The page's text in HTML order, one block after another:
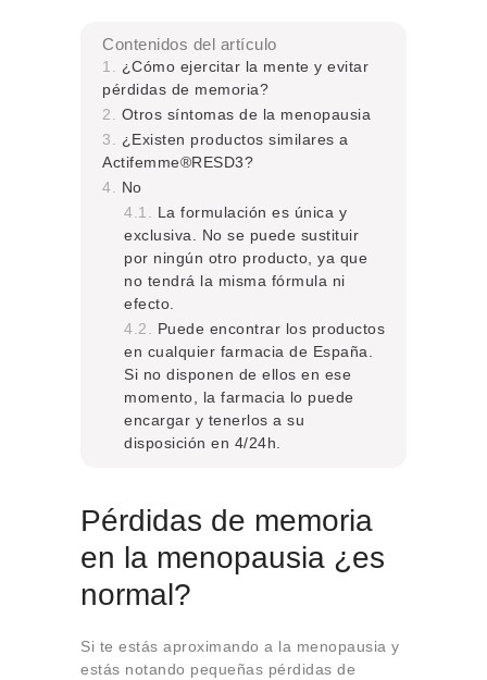
Contenidos del artículo
¿Cómo ejercitar la mente y evitar
pérdidas de memoria?
Otros síntomas de la menopausia
¿Existen productos similares a
Actifemme®RESD3?
No
La formulación es única y
exclusiva. No se puede sustituir
por ningún otro producto, ya que
no tendrá la misma fórmula ni
efecto.
Puede encontrar los productos
en cualquier farmacia de España.
Si no disponen de ellos en ese
momento, la farmacia lo puede
encargar y tenerlos a su
disposición en 4/24h.
Pérdidas de memoria
en la menopausia ¿es
normal?
Si te estás aproximando a la menopausia y
estás notando pequeñas pérdidas de